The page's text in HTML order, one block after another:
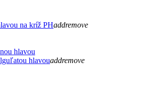
na kríž PHaddremove
hlavou
hlavouaddremove